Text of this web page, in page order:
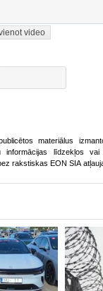
video
materiālus
informācijas līdzekļos
rakstiskas EON SIA